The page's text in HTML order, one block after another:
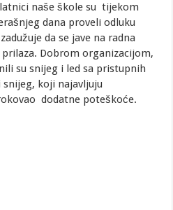
naše škole su tijekom
dana proveli odluku
da se jave na radna
Dobrom organizacijom,
su snijeg i led sa pristupnih
koji najavljuju
dodatne poteškoće.